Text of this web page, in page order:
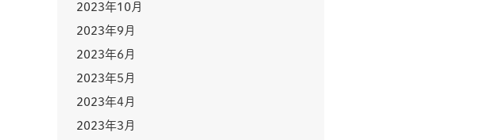
2023年10月
2023年9月
2023年6月
2023年5月
2023年4月
2023年3月